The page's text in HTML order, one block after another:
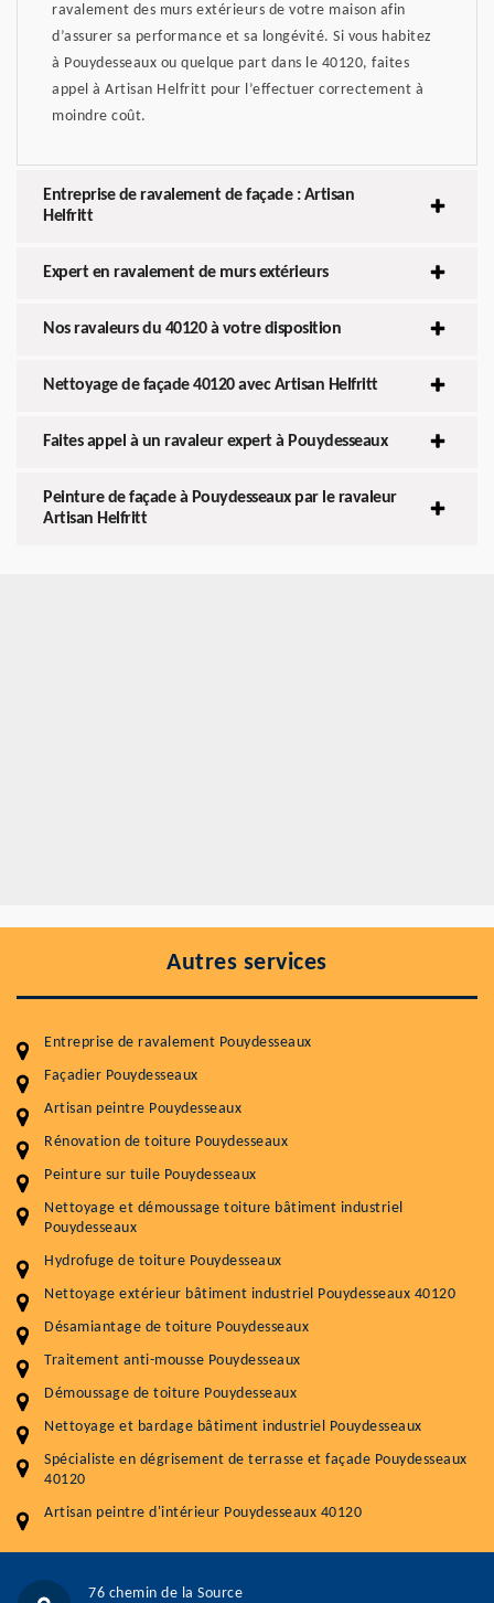
ravalement des murs extérieurs de votre maison afin
d’assurer sa performance et sa longévité. Si vous habitez
à Pouydesseaux ou quelque part dans le 40120, faites
appel à Artisan Helfritt pour l’effectuer correctement à
moindre coût.
Entreprise de ravalement de façade : Artisan
Helfritt
Expert en ravalement de murs extérieurs
Nos ravaleurs du 40120 à votre disposition
Nettoyage de façade 40120 avec Artisan Helfritt
Faites appel à un ravaleur expert à Pouydesseaux
Peinture de façade à Pouydesseaux par le ravaleur
Artisan Helfritt
Autres services
Entreprise de ravalement Pouydesseaux
Façadier Pouydesseaux
Artisan peintre Pouydesseaux
Rénovation de toiture Pouydesseaux
Peinture sur tuile Pouydesseaux
Nettoyage et démoussage toiture bâtiment industriel
Pouydesseaux
Hydrofuge de toiture Pouydesseaux
Nettoyage extérieur bâtiment industriel Pouydesseaux 40120
Désamiantage de toiture Pouydesseaux
Traitement anti-mousse Pouydesseaux
Démoussage de toiture Pouydesseaux
Nettoyage et bardage bâtiment industriel Pouydesseaux
Spécialiste en dégrisement de terrasse et façade Pouydesseaux
40120
Artisan peintre d'intérieur Pouydesseaux 40120
76 chemin de la Source
Entretenir votre toiture, c'est préserver sa
durabilité
Plus de 15 ans d'expérience en couverture et facade
Service
Nettoyageb toiture
Démoussage toiture
Traitement hydrofuge toiture
Artisant local recommander